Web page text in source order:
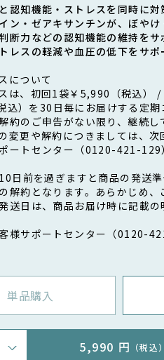
認知機能・ストレスを同時に
ン・ゼアキサンチンが、ぼや
断力などの認知機能の維持をサ
レスの軽減や血圧の低下をサポ
について
は、初回1袋￥5,990（税込）
込）を30日毎にお届けする定期
約のご申告がない限り、継続し
変更や解約につきましては、
ートセンター（0120-421-129
日前を過ぎますと商品の発送準
解約となります。あらかじめ、
送日は、商品お届け時に記載
様サポートセンター（0120-
単品購入
5,990 円 （税